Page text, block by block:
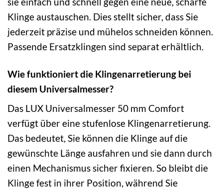
Klinge austauschen. Dies stellt sicher, dass Sie
jederzeit präzise und mühelos schneiden können.
Passende Ersatzklingen sind separat erhältlich.
Wie funktioniert die Klingenarretierung bei
diesem Universalmesser?
Das LUX Universalmesser 50 mm Comfort
verfügt über eine stufenlose Klingenarretierung.
Das bedeutet, Sie können die Klinge auf die
gewünschte Länge ausfahren und sie dann durch
einen Mechanismus sicher fixieren. So bleibt die
Klinge fest in ihrer Position, während Sie